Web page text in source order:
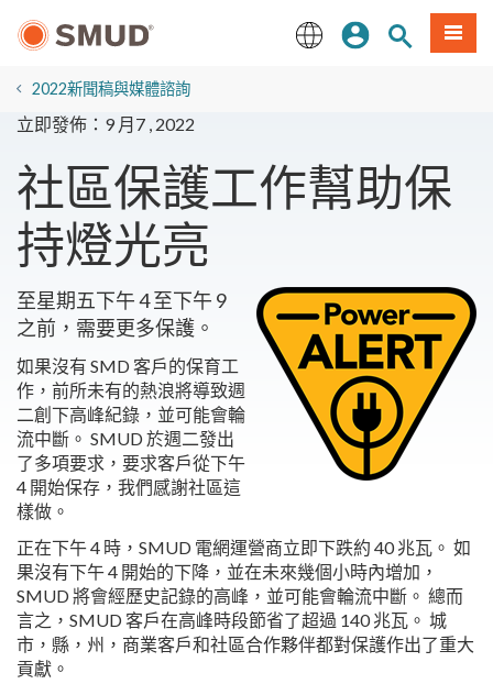
登入站內搜尋
選單
2022新聞稿與媒體諮詢
立即發佈：9 月7 , 2022
社區保護工作幫助保
持燈光亮
至星期五下午 4 至下午 9
之前，需要更多保護。
如果沒有 SMD 客戶的保育工
作，前所未有的熱浪將導致週
二創下高峰紀錄，並可能會輪
流中斷。 SMUD 於週二發出
了多項要求，要求客戶從下午
4 開始保存，我們感謝社區這
樣做。
正在下午 4 時，SMUD 電網運營商立即下跌約 40 兆瓦。 如
果沒有下午 4 開始的下降，並在未來幾個小時內增加，
SMUD 將會經歷史記錄的高峰，並可能會輪流中斷。 總而
言之，SMUD 客戶在高峰時段節省了超過 140 兆瓦。 城
市，縣，州，商業客戶和社區合作夥伴都對保護作出了重大
貢獻。